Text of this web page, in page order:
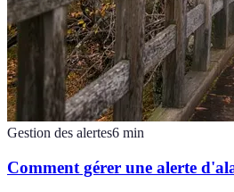
Gestion des alertes6 min
Comment gérer une alerte